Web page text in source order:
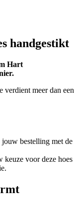
handgestikt
Hart
verdient meer dan een
bestelling met de
keuze voor deze hoes